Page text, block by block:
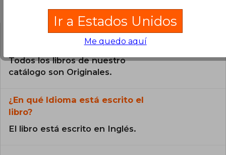
¿El libro es original?
Todos los libros de nuestro
catálogo son Originales.
¿En qué Idioma está escrito el
libro?
El libro está escrito en Inglés.
Ir a Estados Unidos
Me quedo aquí